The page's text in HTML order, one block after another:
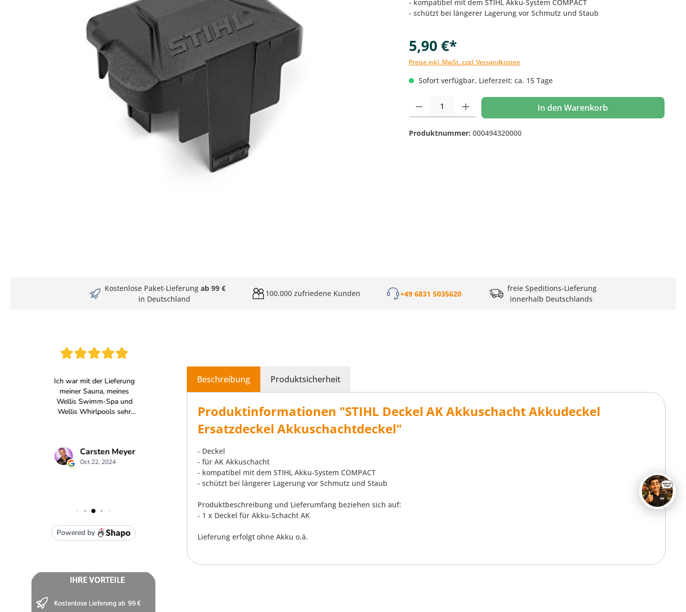
- kompatibel mit dem STIHL Akku-System COMPACT
- schützt bei längerer Lagerung vor Schmutz und Staub
5,90 €*
Preise inkl. MwSt. zzgl. Versandkosten
Sofort verfügbar, Lieferzeit: ca. 15 Tage
Produkt Anzahl: Gib den gewünschten Wert ein oder benutze die Schaltflächen um die
In den Warenkorb
Produktnummer: 000494320000
Kostenlose Paket-Lieferung ab 99 €
in Deutschland
100.000 zufriedene Kunden +49 6831 5035620
freie Speditions-Lieferung
innerhalb Deutschlands
Beschreibung Produktsicherheit
Produktinformationen "STIHL Deckel AK Akkuschacht Akkudeckel
Ersatzdeckel Akkuschachtdeckel"
- Deckel
- für AK Akkuschacht
- kompatibel mit dem STIHL Akku-System COMPACT
- schützt bei längerer Lagerung vor Schmutz und Staub
Produktbeschreibung und Lieferumfang beziehen sich auf:
- 1 x Deckel für Akku-Schacht AK
Lieferung erfolgt ohne Akku o.ä.